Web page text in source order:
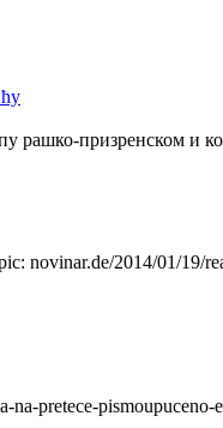
брига за јавно
рашко-призренском и
2014/01/19/
pretece-